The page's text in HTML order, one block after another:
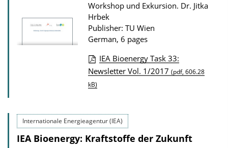
D
o
w
l
o
a
s
Workshop und Exkursion. Dr. Jitka
Hrbek
Publisher: TU Wien
German, 6 pages
P
u
l
i
c
IEA Bioenergy Task 33:
Newsletter Vol. 1/2017 (pdf, 606.28
kB)
Internationale Energieagentur (IEA)
IEA Bioenergy: Kraftstoffe der Zukunft